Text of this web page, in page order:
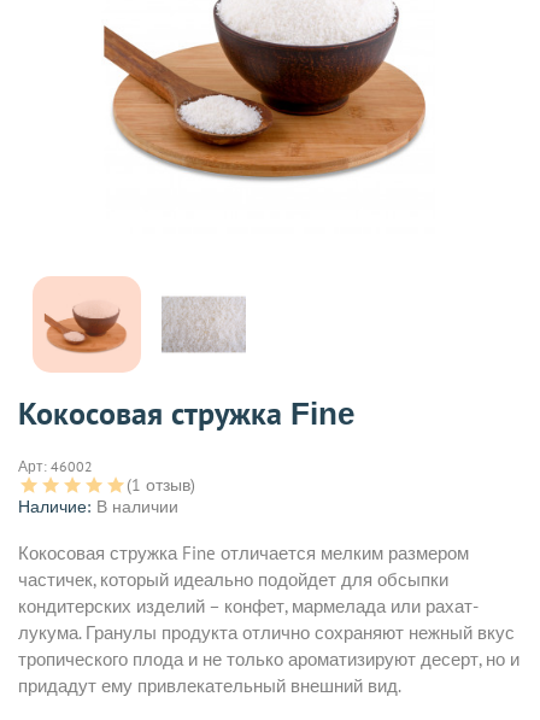
Кокосовая стружка Fine
Арт: 46002
(1 отзыв)
Наличие: В наличии
Кокосовая стружка Fine отличается мелким размером
частичек, который идеально подойдет для обсыпки
кондитерских изделий – конфет, мармелада или рахат-
лукума. Гранулы продукта отлично сохраняют нежный вкус
тропического плода и не только ароматизируют десерт, но и
придадут ему привлекательный внешний вид.